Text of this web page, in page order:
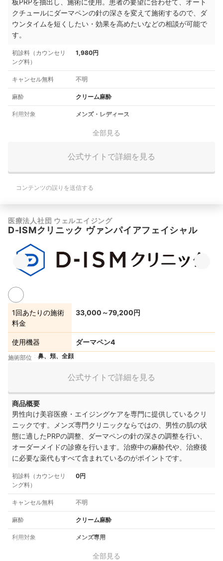
クチュールにダーマペンの針の深さを変えて施術するので、ダ
ウンタイムを短くしたい・効果を高めたいなどの相談が可能で
す。
初診料（カウンセリ
ング料）
1,980円
キャンセル無料 不明
麻酔 クリーム麻酔
利用対象 メンズ・レディース
全部見る
公式サイトで詳細を見る
コンテンツの誤りを送信する
医療法人社団 ウェルエイジング
D-ISMクリニック ヴァンパイアフェイシャル
1回あたりの施術
料金
33,000～79,200円
使用機器 ダーマペン4
施術部位 鼻、頬、全顔
公式サイトで詳細を見る
商品概要
男性向け美容医療・エイジングケアを専門に提供しているクリ
ニックです。メンズ専門クリニックならではの、男性の肌の状
態に適したPRPの調整、ダーマペンの針の深さの調整を行い、
オーダーメイドの診療を行います。治療中の麻酔代や、治療後
に必要な薬代もすべて含まれているのがポイントです。
初診料（カウンセリ
ング料）
0円
キャンセル無料 不明
麻酔 クリーム麻酔
利用対象 メンズ専用
全部見る